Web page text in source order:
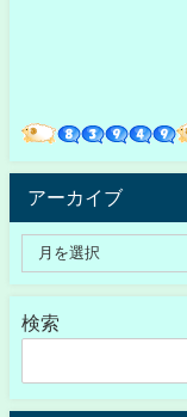
アーカイブ
検索